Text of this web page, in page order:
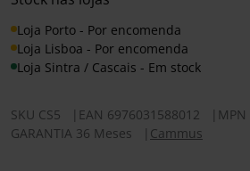
Loja Porto - Por encomenda
Loja Lisboa - Por encomenda
Loja Sintra / Cascais - Em stock
SKU CS5 EAN 6976031588012 MPN
GARANTIA 36 Meses
Cammus